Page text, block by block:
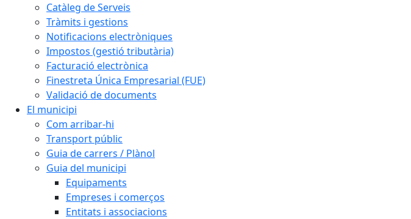
Catàleg de Serveis
Tràmits i gestions
Notificacions electròniques
Impostos (gestió tributària)
Facturació electrònica
Finestreta Única Empresarial (FUE)
Validació de documents
El municipi
Com arribar-hi
Transport públic
Guia de carrers / Plànol
Guia del municipi
Equipaments
Empreses i comerços
Entitats i associacions